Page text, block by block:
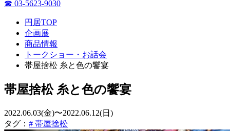
☎ 03-5623-9030
円居TOP
企画展
商品情報
トークショー・お話会
帯屋捨松 糸と色の饗宴
帯屋捨松 糸と色の饗宴
2022.06.03(金)〜2022.06.12(日)
タグ： # 帯屋捨松